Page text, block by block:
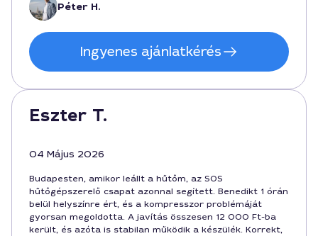
Péter H.
Ingyenes ajánlatkérés
Eszter T.
04 Május 2026
Budapesten, amikor leállt a hűtőm, az SOS
hűtőgépszerelő csapat azonnal segített. Benedikt 1 órán
belül helyszínre ért, és a kompresszor problémáját
gyorsan megoldotta. A javítás összesen 12 000 Ft-ba
került, és azóta is stabilan működik a készülék. Korrekt,